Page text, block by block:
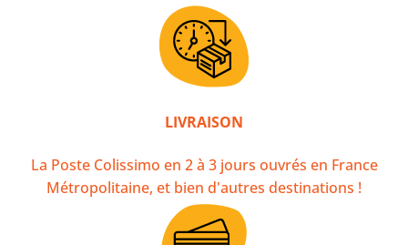
LIVRAISON
La Poste Colissimo en 2 à 3 jours ouvrés en France
Métropolitaine, et bien d'autres destinations !